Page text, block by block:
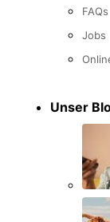
FAQs
Jobs
Unser